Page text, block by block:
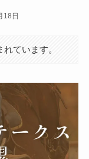
18日
ています。